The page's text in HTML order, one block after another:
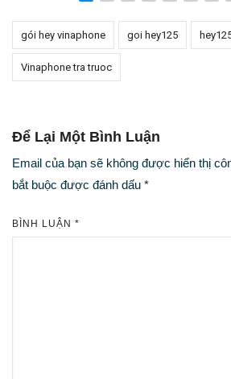
gói hey vinaphone goi hey125
Vinaphone tra truoc
Để Lại Một Bình Luận
Email của bạn sẽ không được hiển thị
bắt buộc được đánh dấu *
BÌNH LUẬN *